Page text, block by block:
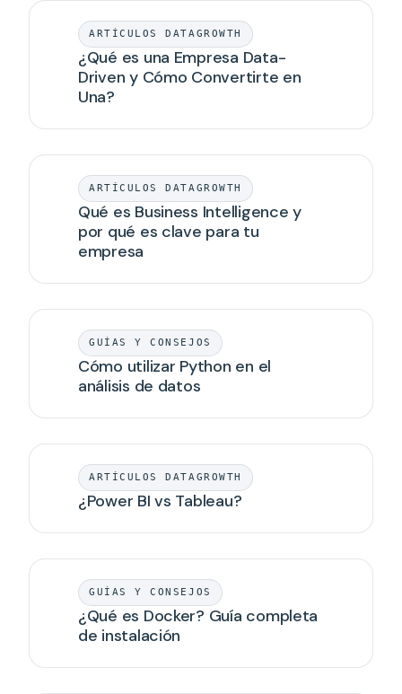
ARTÍCULOS DATAGROWTH
¿Qué es una Empresa Data-
Driven y Cómo Convertirte en
Una?
ARTÍCULOS DATAGROWTH
Qué es Business Intelligence y
por qué es clave para tu
empresa
GUÍAS Y CONSEJOS
Cómo utilizar Python en el
análisis de datos
ARTÍCULOS DATAGROWTH
¿Power BI vs Tableau?
GUÍAS Y CONSEJOS
¿Qué es Docker? Guía completa
de instalación